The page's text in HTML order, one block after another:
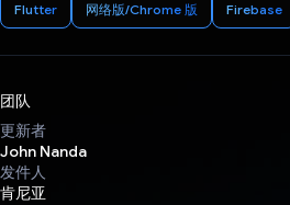
Flutter 网络版/Chrome 版 Firebase
团队
更新者
John Nanda
发件人
肯尼亚